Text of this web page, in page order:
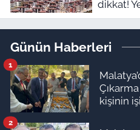
dikkat!
gözler
Günün Haberleri
kişinin
1
2